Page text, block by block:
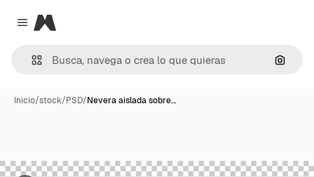
Close menu
Magnific
Inicio/stock/PSD/Nevera aislada sobre…